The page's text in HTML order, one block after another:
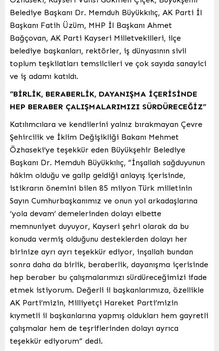
Belediye Başkanı Dr. Memduh Büyükkılıç, AK Parti İl
Başkanı Fatih Üzüm, MHP İl Başkanı Ahmet
Bağçovan, AK Parti Kayseri Milletvekilleri, ilçe
belediye başkanları, rektörler, iş dünyasının sivil
toplum teşkilatları temsilcileri ve çok sayıda sanayici
ve iş adamı katıldı.
“BİRLİK, BERABERLİK, DAYANIŞMA İÇERİSİNDE
HEP BERABER ÇALIŞMALARIMIZI SÜRDÜRECEĞİZ”
Katılımcılara ve kendilerini yalnız bırakmayan Çevre
Şehircilik ve İklim Değişikliği Bakanı Mehmet
Özhaseki’ye teşekkür eden Büyükşehir Belediye
Başkanı Dr. Memduh Büyükkılıç, “İnşallah sağduyunun
hâkim olduğu ve galip geldiği anlayış içerisinde,
istikrarın önemini bilen 85 milyon Türk milletinin
Sayın Cumhurbaşkanımız ve onun yol arkadaşlarına
‘yola devam’ demelerinden dolayı elbette
memnuniyet duyuyor, Kayseri şehri olarak da bu
konuda vermiş olduğunu desteklerden dolayı her
birinize ayrı ayrı teşekkür ediyor, inşallah bundan
sonra daha da birlik, beraberlik, dayanışma içerisinde
hep beraber bu çalışmalarımızı sürdüreceğimizi ifade
etmek istiyorum. Değerli il başkanlarımıza, özellikle
AK Parti’mizin, Milliyetçi Hareket Parti’mizin
kıymetli il başkanlarına yapmış oldukları hem gayretli
çalışmalar hem de teşriflerinden dolayı ayrıca
teşekkür ediyorum” dedi.